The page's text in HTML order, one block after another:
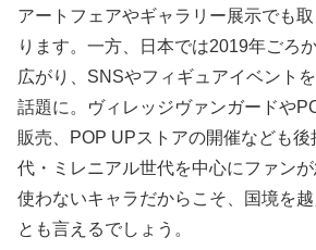
アートフェアやギャラリー展示でも
ります。一方、日本では2019年ごろ
広がり、SNSやフィギュアイベント
話題に。ヴィレッジヴァンガードや
販売、POP UPストアの開催なども
代・ミレニアル世代を中心にファン
使わないキャラだからこそ、国境を
とも言えるでしょう。